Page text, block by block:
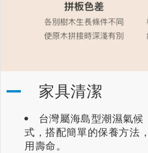
家具清潔
台灣屬海島型潮濕氣
式，搭配簡單的保養方法
用壽命。